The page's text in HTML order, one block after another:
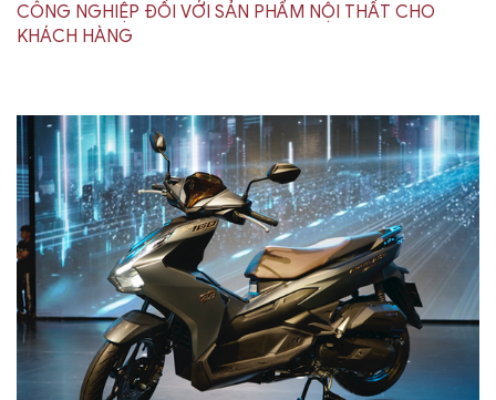
CÔNG NGHIỆP ĐỐI VỚI SẢN PHẨM NỘI THẤT CHO
KHÁCH HÀNG